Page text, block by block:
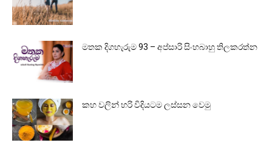
මතක දිගහැරුම 93 – අප්සාරි සිංහබාහු තිලකරත්න
කහ වලින් හරි විදියටම ලස්සන වෙමු